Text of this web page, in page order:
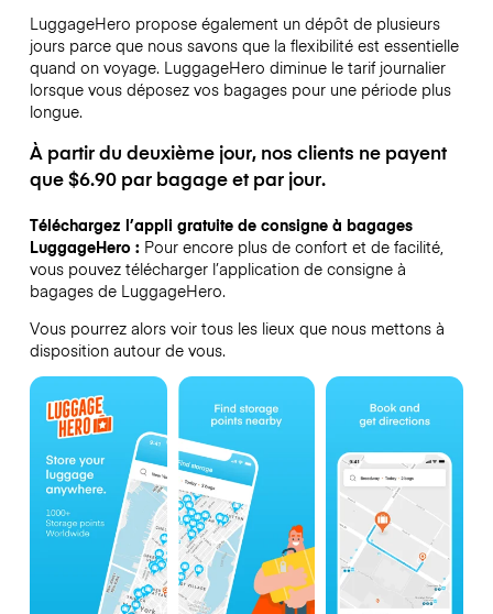
LuggageHero propose également un dépôt de plusieurs
jours parce que nous savons que la flexibilité est essentielle
quand on voyage. LuggageHero diminue le tarif journalier
lorsque vous déposez vos bagages pour une période plus
longue.
À partir du deuxième jour, nos clients ne payent
que $6.90 par bagage et par jour.
Téléchargez l’appli gratuite de consigne à bagages
LuggageHero :Pour encore plus de confort et de facilité,
vous pouvez télécharger l’application de consigne à
bagages de LuggageHero.
Vous pourrez alors voir tous les lieux que nous mettons à
disposition autour de vous.